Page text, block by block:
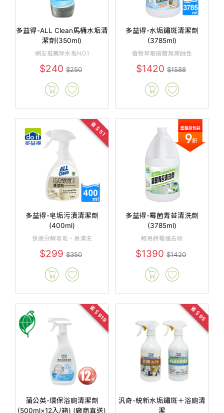
多益得-ALL Clean馬桶水垢清
潔劑(350ml)
網友推薦除水垢NO.1
$240$250
多益得-水垢鏽斑清潔劑
(3785ml)
植物萃取磷酸無腐蝕性
$1420$1588
省＄51
多益得-皂垢污漬清潔劑
(400ml)
快速分解皂垢，易清洗
$299$350
多益得-霉菌青苔清洗劑
(3785ml)
輕易將霉菌去除
$1390$1420
省＄919
蒲公英-環保浴廁清潔劑
(500ml×12入/箱) (廠商直送)
省＄95
汎奇-統新水垢鏽斑＋浴廁清
潔